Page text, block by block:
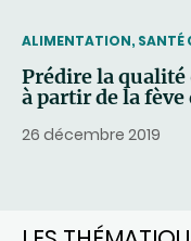
THEMATIC
ALIMENTATION, SANTÉ
Prédire la
à partir de la fève
26 décembre 2019